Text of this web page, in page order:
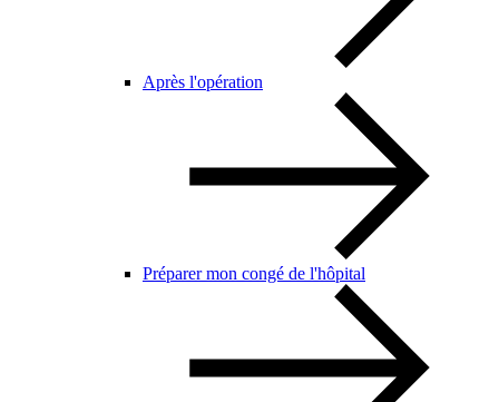
Après l'opération
Préparer mon congé de l'hôpital